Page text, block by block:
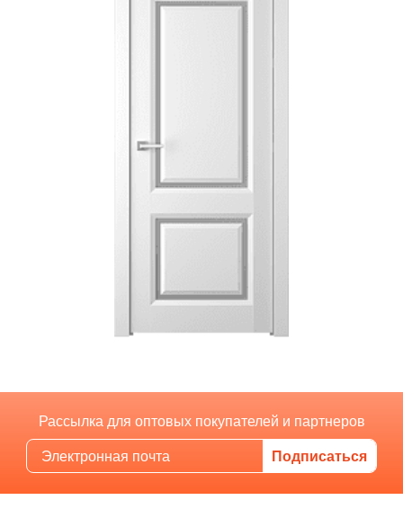
Рассылка для оптовых покупателей и партнеров